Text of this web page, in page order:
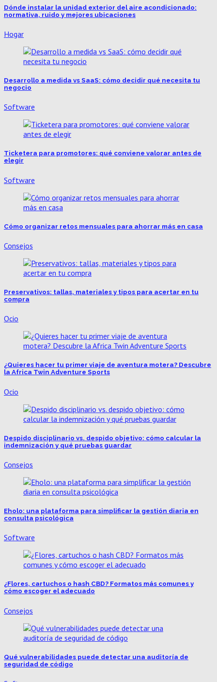
Dónde instalar la unidad exterior del aire acondicionado:
normativa, ruido y mejores ubicaciones
Hogar
Desarrollo a medida vs SaaS: cómo decidir qué necesita tu
negocio
Software
Ticketera para promotores: qué conviene valorar antes de
elegir
Software
Cómo organizar retos mensuales para ahorrar más en casa
Consejos
Preservativos: tallas, materiales y tipos para acertar en tu
compra
Ocio
¿Quieres hacer tu primer viaje de aventura motera? Descubre
la Africa Twin Adventure Sports
Ocio
Despido disciplinario vs. despido objetivo: cómo calcular la
indemnización y qué pruebas guardar
Consejos
Eholo: una plataforma para simplificar la gestión diaria en
consulta psicológica
Software
¿Flores, cartuchos o hash CBD? Formatos más comunes y
cómo escoger el adecuado
Consejos
Qué vulnerabilidades puede detectar una auditoría de
seguridad de código